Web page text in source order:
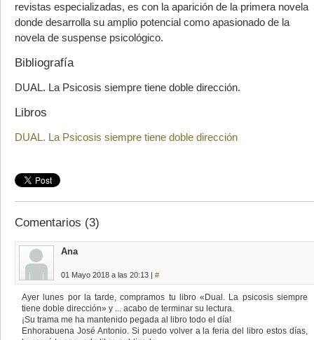
revistas especializadas, es con la aparición de la primera novela
donde desarrolla su amplio potencial como apasionado de la
novela de suspense psicológico.
Bibliografía
DUAL. La Psicosis siempre tiene doble dirección.
Libros
DUAL. La Psicosis siempre tiene doble dirección
Comentarios (3)
Ana
01 Mayo 2018 a las 20:13 | #
Ayer lunes por la tarde, compramos tu libro «Dual. La psicosis siempre
tiene doble dirección» y ... acabo de terminar su lectura.
¡Su trama me ha mantenido pegada al libro todo el día!
Enhorabuena José Antonio. Si puedo volver a la feria del libro estos días,